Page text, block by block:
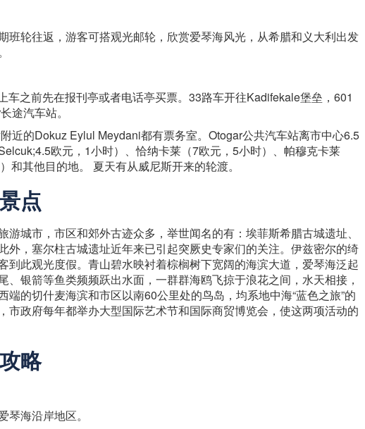
班轮往返，游客可搭观光邮轮，欣赏爱琴海风光，从希腊和义大利出发
车之前先在报刊亭或者电话亭买票。33路车开往Kadifekale堡垒，601
途汽车站。
近的Dokuz Eylul Meydani都有票务室。Otogar公共汽车站离市中心6.5
欧元，1小时）、恰纳卡莱（7欧元，5小时）、帕穆克卡莱
和其他目的地。 夏天有从威尼斯开来的轮渡。
点
城市，市区和郊外古迹众多，举世闻名的有：埃菲斯希腊古城遗址、
外，塞尔柱古城遗址近年来已引起突厥史专家们的关注。伊兹密尔的绮
到此观光度假。青山碧水映衬着棕榈树下宽阔的海滨大道，爱琴海泛起
、银箭等鱼类频频跃出水面，一群群海鸥飞掠于浪花之间，水天相接，
端的切什麦海滨和市区以南60公里处的鸟岛，均系地中海“蓝色之旅”的
市政府每年都举办大型国际艺术节和国际商贸博览会，使这两项活动的
略
海沿岸地区。